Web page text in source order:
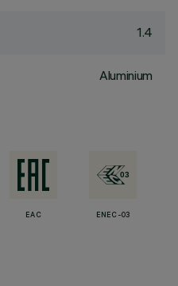
1.4
Aluminium
EAC ENEC-03